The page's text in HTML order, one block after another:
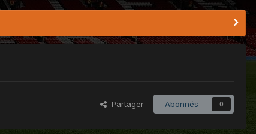
Partager Abonnés 0